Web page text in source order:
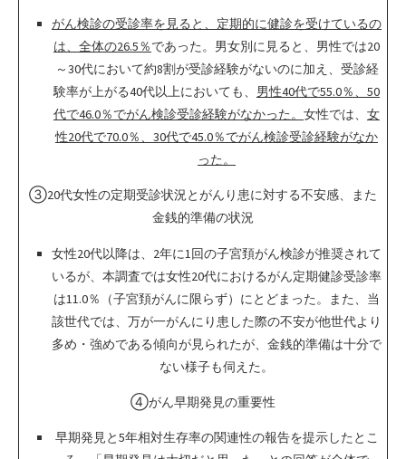
がん検診の受診率を見ると、定期的に健診を受けているの
は、全体の26.5％であった。男女別に見ると、男性では20
～30代において約8割が受診経験がないのに加え、受診経
験率が上がる40代以上においても、 男性40代で55.0％、50
代で46.0％でがん検診受診経験がなかった。 女性では、 女
性20代で70.0％、30代で45.0％でがん検診受診経験がなか
った。
③20代女性の定期受診状況とがんり患に対する不安感、また
金銭的準備の状況
女性20代以降は、2年に1回の子宮頚がん検診が推奨されて
いるが、本調査では女性20代におけるがん定期健診受診率
は11.0％（子宮頚がんに限らず）にとどまった。また、当
該世代では、万が一がんにり患した際の不安が他世代より
多め・強めである傾向が見られたが、金銭的準備は十分で
ない様子も伺えた。
④がん早期発見の重要性
早期発見と5年相対生存率の関連性の報告を提示したとこ